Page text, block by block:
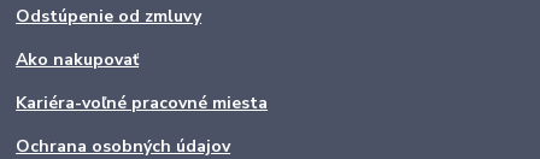
Odstúpenie od zmluvy
Ako nakupovať
Kariéra-voľné pracovné miesta
Ochrana osobných údajov